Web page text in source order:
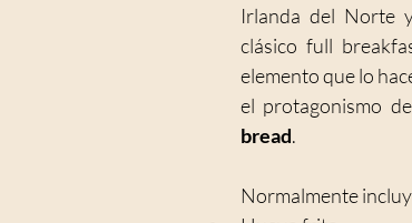
Irlanda del Norte
clásico full
elemento que lo
el protagonismo
bread.
Normalmente